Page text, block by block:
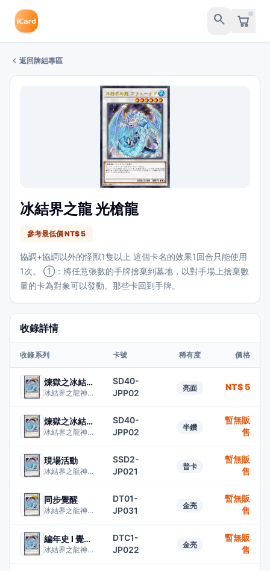
search
chevron_left 返回牌組專區
冰結界之龍 光槍龍
參考最低價 NT$ 5
協調+協調以外的怪獸1隻以上 這個卡名的效果1回合只能使用
1次。 ①：將任意張數的手牌捨棄到墓地，以對手場上捨棄數
量的卡為對象可以發動。那些卡回到手牌。
收錄詳情
收錄系列 卡號 稀有度 價格
煉獄之冰結界
冰結界之龍神槍龍
SD40-
JPP02
亮面 NT$ 5
煉獄之冰結界
冰結界之龍神槍龍
SD40-
JPP02
半鑽
暫無販
售
現場活動
冰結界之龍神槍龍
SSD2-
JP021
普卡
暫無販
售
同步覺醒
冰結界之龍神槍龍
DT01-
JP031
金亮
暫無販
售
編年史 I 覺醒之章
冰結界之龍神槍龍
DTC1-
JP022
金亮
暫無販
售